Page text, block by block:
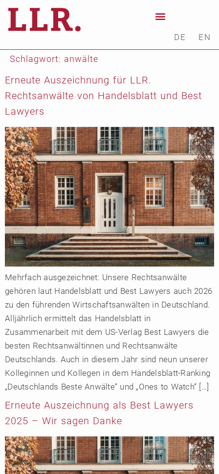
DE EN
Schlagwort: anwälte
Erneute Auszeichnung für LLR.
Rechtsanwälte von Handelsblatt und Best
Lawyers
Mehrfach ausgezeichnet: Unsere Rechtsanwälte
gehören laut Handelsblatt und Best Lawyers auch 2026
zu den führenden Wirtschaftsanwälten in Deutschland.
Alljährlich ermittelt das Handelsblatt in
Zusammenarbeit mit dem US-Verlag Best Lawyers die
besten Rechtsanwältinnen und Rechtsanwälte
Deutschlands. Auch in diesem Jahr sind neun unserer
Kolleginnen und Kollegen in dem Handelsblatt-Ranking
„Deutschlands Beste Anwälte“ und „Ones to Watch“ […]
Erneute Auszeichnung als Best Lawyers
2025 – Wir sagen Danke